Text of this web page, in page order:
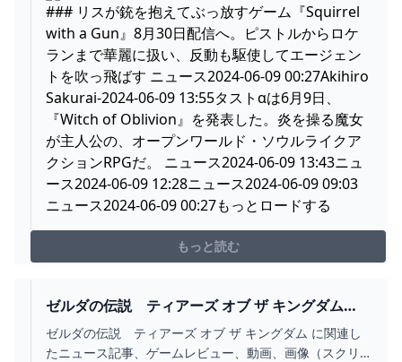
### リスが銃を抱えてぶっ放すゲーム『Squirrel
with a Gun』8月30日配信へ。ピストルからロケ
ランまで華麗に扱い、反動も駆使してエージェン
トを吹っ飛ばす ニュース2024-06-09 00:27Akihiro
Sakurai-2024-06-09 13:55タストαは6月9日、
『Witch of Oblivion』を発表した。炎を操る魔女
が主人公の、オープンワールド・ソウルライクア
クションRPGだ。 ニュース2024-06-09 13:43ニュ
ース2024-06-09 12:28ニュース2024-06-09 09:03
ニュース2024-06-09 00:27もっとロードする
もっと読む
ゼルダの伝説 ティアーズ オブ ザ キングダム
(SWITCH)の関連情報 ゲーム・エンタメ最新情報の
ファミ通.COM
ゼルダの伝説 ティアーズ オブ ザ キングダム に関連し
たニュース記事、ゲームレビュー、動画、画像（スクリ